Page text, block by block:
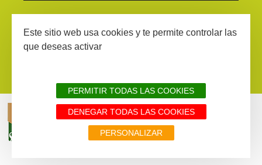
Suscríbase al boletín informativo
AVISIO LEGAL MAPA WEB TODOS LOS SITIOS DEL TERRITORIO
Este sitio web usa cookies y te permite controlar las
que deseas activar
PERMITIR TODAS LAS COOKIES
DENEGAR TODAS LAS COOKIES
PERSONALIZAR